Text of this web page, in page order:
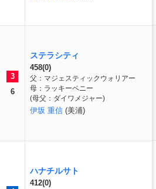
3
6
ステラシティ
458(0)
父：マジェスティックウォリアー
母：ラッキーペニー
(母父：ダイワメジャー)
伊坂 重信 (美浦)
ハナチルサト
412(0)